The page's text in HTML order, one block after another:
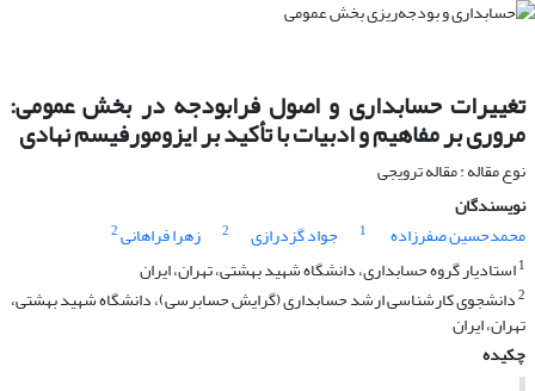
تغییرات حسابداری و اصول فرابودجه در بخش عمومی:
مروری بر مفاهیم و ادبیات با تأکید بر ایزومورفیسم نهادی
نوع مقاله : مقاله ترویجی
نویسندگان
محمدحسین صفرزاده
1 جواد گزدرازی 2 زهرا فراهانی2
1استادیار گروه حسابداری، دانشگاه شهید بهشتی، تهران، ایران
2دانشجوی کارشناسی ارشد حسابداری (گرایش حسابرسی)، دانشگاه شهید بهشتی،
تهران، ایران
چکیده